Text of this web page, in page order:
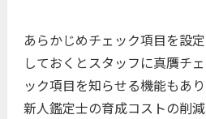
あらかじめチェック項目を設定
しておくとスタッフに真贋チェ
ック項目を知らせる機能もあり
新人鑑定士の育成コストの削減